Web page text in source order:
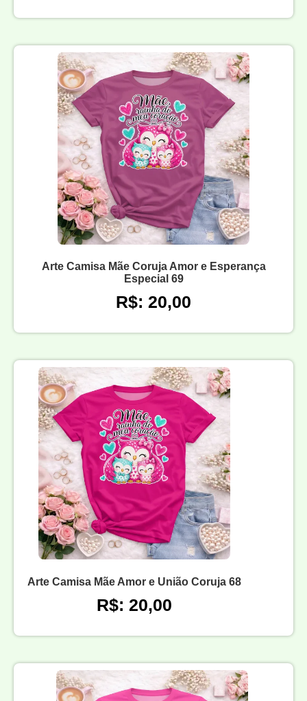
Arte Camisa Mãe Coruja Amor e Esperança
Especial 69
R$: 20,00
Arte Camisa Mãe Amor e União Coruja 68
R$: 20,00